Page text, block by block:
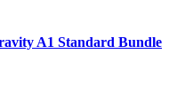
A1 Standard Bundle